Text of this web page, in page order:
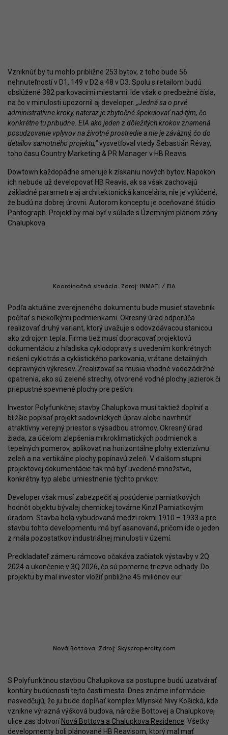
Vzniknúť by tu mohlo približne 253 bytov, z toho bude 56
nehnuteľností v D1, 149 v D2 a 48 v D3. Spolu s retailom budú
obslúžené 382 parkovacími miestami. Ide však o predbežné čísla,
na čo v minulosti upozornil aj developer. „Jedná sa o prvé
administratívne kroky, nateraz je zbytočné špekulovať nad tým, čo
konkrétne tu pribudne. EIA ako jeden z dôležitých krokov znamená
posudzovanie vplyvov na životné prostredie a nie je záväzný, čo do
detailov samotného projektu,“vysvetľoval vtedy Sebastián Révay,
toho času Country Marketing & PR Manager v HB Reavis.
Dowtown každopádne smeruje k získaniu nových bytov. Napokon
ich nebude už developovať HB Reavis, ak sa však zachovajú
základné parametre aj architektonická kancelária, nie je vylúčené,
že budú na dobrej úrovni. Autorom konceptu je oceňované štúdio
Pantograph. Projekt by mal byť v súlade s Územným plánom zóny
Chalupkova.
Koordinačná situácia. Zdroj: INMATI / EIA
Podľa aktuálne zverejneného dokumentu bude musieť stavebník
počítať s niekoľkými podmienkami. Okresný úrad odporúča
realizovať druhý variant, ktorý uvažuje s odovzdávacou stanicou
ako zdrojom tepla. Firma tiež musí dopracovať projektovú
dokumentáciu z hľadiska cyklodopravy s uvedením konkrétnych
riešení cyklotrás a cyklistického parkovania, vrátane detailných
dopravných výkresov. Zrealizovať sa musia vhodné vodozádržné
opatrenia, ako sú zelené strechy, otvorené vodné plochy jazierok či
priepustné spevnené plochy pre peších.
Investor Polyfunkčnej stavby Chalupkova musí taktiež doplniť a
bližšie popísať projekt sadovníckych úprav alebo navrhnúť
atraktívny verejný priestor s výsadbou stromov. Okresný úrad
žiada, za účelom zlepšenia mikroklimatických podmienok a
tepelných pomerov, aplikovať na horizontálne plohy extenzívnu
zeleň a na vertikálne plochy popínavú zeleň. V ďalšom stupni
projektovej dokumentácie tak má byť uvedené množstvo,
konkrétny typ alebo umiestnenie týchto prvkov.
Developer však musí zabezpečiť aj posúdenie pamiatkových
hodnôt objektu bývalej chemickej továrne Kinzl Pamiatkovým
úradom. Stavba bola vybudovaná medzi rokmi 1910 – 1933 a pre
stavbu tohto developmentu má byť asanovaná, pričom ide o jeden
z mála pozostatkov industriálnej minulosti v území.
Predkladateľ zámeru rámcovo očakáva začiatok výstavby v 2Q
2024 a ukončenie v 3Q 2026, čo sú pomerne triezve odhady. Do
projektu by mal investor vložiť približne 45 miliónov eur.
Nová Bottova. Zdroj: Skyscrapercity.com
S Polyfunkčnou stavbou Chalupkova sa postupne budú uzatvárať
kontúry budúcnosti tejto časti mesta. Dnes známe informácie
nasvedčujú, že ju bude dopĺňať komplex Mlynské Nivy Košická, kde
vznikne výrazná výšková budova, nárožie Bottovej a Chalupkovej
ulice zas dotvorí Nová Bottova a Chalupkova Residence . Všetky
developmenty boli plánované HB Reavisom, ktorý mal mať